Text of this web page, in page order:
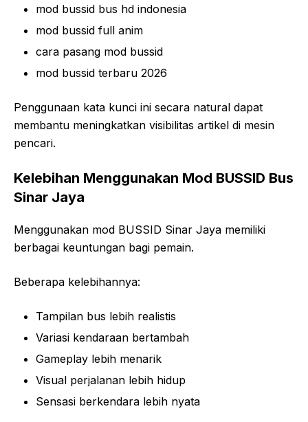
mod bussid bus hd indonesia
mod bussid full anim
cara pasang mod bussid
mod bussid terbaru 2026
Penggunaan kata kunci ini secara natural dapat
membantu meningkatkan visibilitas artikel di mesin
pencari.
Kelebihan Menggunakan Mod BUSSID Bus
Sinar Jaya
Menggunakan mod BUSSID Sinar Jaya memiliki
berbagai keuntungan bagi pemain.
Beberapa kelebihannya:
Tampilan bus lebih realistis
Variasi kendaraan bertambah
Gameplay lebih menarik
Visual perjalanan lebih hidup
Sensasi berkendara lebih nyata